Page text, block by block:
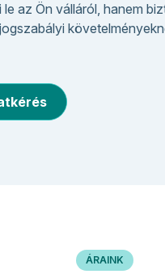
az Ön válláról, hanem
ÁRAINK